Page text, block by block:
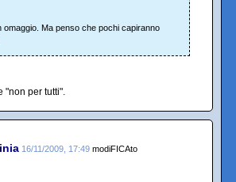
omaggio. Ma penso che pochi capiranno
"non per tutti".
16/11/2009, 17:49 modiFICAto